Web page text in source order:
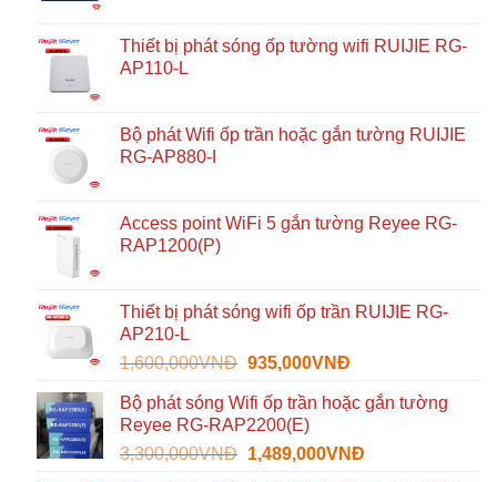
Thiết bị phát sóng ốp tường wifi RUIJIE RG-
AP110-L
Bộ phát Wifi ốp trần hoặc gắn tường RUIJIE
RG-AP880-I
Access point WiFi 5 gắn tường Reyee RG-
RAP1200(P)
Thiết bị phát sóng wifi ốp trần RUIJIE RG-
AP210-L
1,600,000VNĐ Giá
là:
1,600,000VNĐ.
935,000VNĐGiá
tại
935,000VNĐ.
Bộ phát sóng Wifi ốp trần hoặc gắn tường
Reyee RG-RAP2200(E)
3,300,000VNĐ Giá
1,489,000VNĐGiá